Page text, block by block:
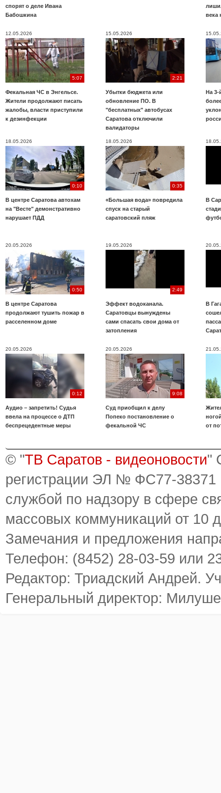
спорят о деле Ивана
Бабошкина
века
12.05.2026
5:07
Фекальная ЧС в Энгельсе.
Жители продолжают писать
жалобы, власти приступили
к дезинфекции
15.05.2026
2:21
Убытки бюджета или
обновление ПО. В
"бесплатных" автобусах
Саратова отключили
валидаторы
На 3-
18.05.2026
0:10
В центре Саратова автохам
на "Весте" демонстративно
нарушает ПДД
18.05.2026
0:35
«Большая вода» повредила
спуск на старый
саратовский пляж
В
20.05.2026
0:50
В центре Саратова
продолжают тушить пожар в
расселенном доме
19.05.2026
2:49
Эффект водоканала.
Саратовцы вынуждены
сами спасать свои дома от
затопления
В
20.05.2026
0:12
Аудио – запретить! Судья
ввела на процессе о ДТП
беспрецедентные меры
20.05.2026
9:08
Суд приобщил к делу
Попеко постановление о
фекальной ЧС
от
© "ТВ Саратов - видеоновости"
регистрации ЭЛ № ФС77-38371
службой по надзору в сфере
массовых коммуникаций от 10
Замечания и предложения
Телефон: (8452) 28-03-59 или
Редактор: Триадский Андрей.
Генеральный директор: